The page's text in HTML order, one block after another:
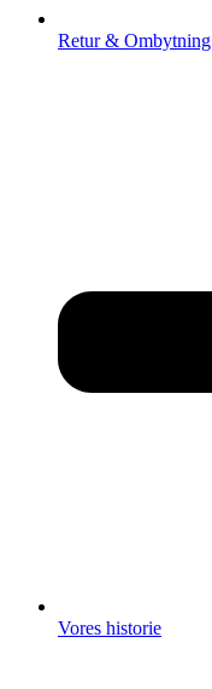
Retur & Ombytning
Vores historie